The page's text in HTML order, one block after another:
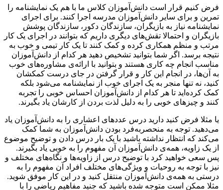
فرض کنیم قرار است دانش‌آموزان کلاس ما با هم یک نمایشنامه را
تمرین و برای سایر دانش‌آموزان مدرسه اجرا کنند. برای اجرای
نمایشنامه نیاز به بازیگران، سازندگان دکور، سازندگان پوشش
بازیگران و احتمالا تقش‌های دیگری داریم که بتوانند در اجرای یک کار
مرتب و منظم همکاری کرده و کمک کنند تا یک کار تیمی و خوب به
نتیجه برسد. اگر شما بتوانید تشخیص دهید هر کدام از دانش‌آموزان
مناسب انجام چه کاری هستند و بتوانید با ارائه‌ی مشاوره‌های خوب
به آن‌ها، در انجام این کار و قرار گرفتن در جای درست کمکشان
کنید، نه تنها منجر به یک اجرای خوب از نمایشنامه می‌شود بلکه
کمک کرده‌اید تا هر کدام از دانش‌آموزان احساس خوبی را تجربه
کنند و چیزهای خوبی را به دلیل لذت بردن از کارشان یاد بگیرند.
یا مثلا فرض کنید دارید درس عددهای اعشاری را به دانش‌آموزان یاد
می‌دهید. توجه به منحصربه‌فرد بودن دانش‌آموزان به شما کمک
می‌کند که انتظار نداشته باشید با یک بار درس دادن و توضیح موضوع
از یک زاویه، همه‌ی دانش‌آموزان آن مفهوم را به خوبی یاد بگیرند.
پس سعی خواهید کرد با توضیح درس از زاویه‌ها و نگاه‌های مختلف و
نیز با توجه به روحیات و ویژگی‌های مختلف افراد آن مفهوم را به
درستی به همه‌ی دانش‌آموزان منتقل کنید و در این کار موفق شوید.
مثلا ممکن است متوجه شده‌ باشید که جنید مفاهیم ریاضی را با